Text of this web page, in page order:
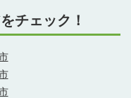
チェック！